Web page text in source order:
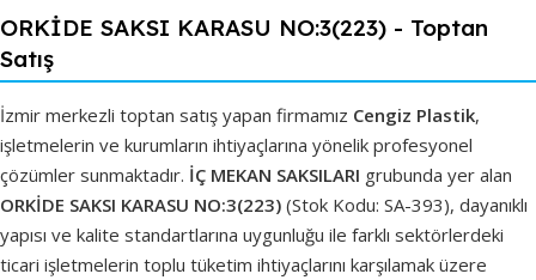
ORKİDE SAKSI KARASU NO:3(223) - Toptan
Satış
İzmir merkezli toptan satış yapan firmamız Cengiz Plastik,
işletmelerin ve kurumların ihtiyaçlarına yönelik profesyonel
çözümler sunmaktadır. İÇ MEKAN SAKSILARI grubunda yer alan
ORKİDE SAKSI KARASU NO:3(223) (Stok Kodu: SA-393), dayanıklı
yapısı ve kalite standartlarına uygunluğu ile farklı sektörlerdeki
ticari işletmelerin toplu tüketim ihtiyaçlarını karşılamak üzere